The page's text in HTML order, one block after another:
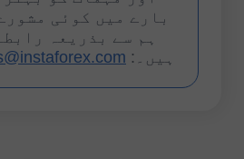
بارے میں کوئی
ہم سے بذریعہ
ہیں۔: